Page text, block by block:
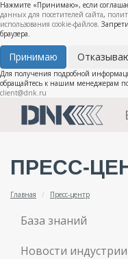
Нажмите «Принимаю», если
данных для посетителей сайта,
использования cookie-файлов.
браузера.
Принимаю
Для получения подробной
обращайтесь к нашим менеджерам
client@dnk.ru
ПРЕСС-
Главная Пресс-центр
База знаний
Новости индустрии